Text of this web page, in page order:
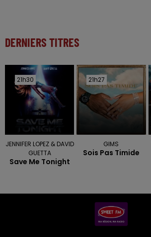
DERNIERS TITRES
21h30
21h30
JENNIFER LOPEZ & DAVID
GUETTA
Save Me Tonight
21h27
21h27
GIMS
Sois Pas Timide